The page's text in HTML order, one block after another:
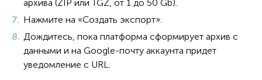
архива (ZIP или TGZ, от 1 до 50 Gb).
Нажмите на «Создать экспорт».
Дождитесь, пока платформа сформирует архив с
данными и на Google-почту аккаунта придет
уведомление с URL.